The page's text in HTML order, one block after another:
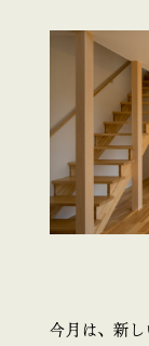
今月は、新